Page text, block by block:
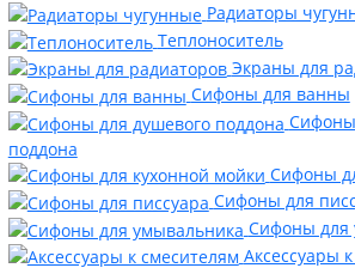
Радиаторы
Теплоноситель
Экраны для
Сифоны для ванны
Сифоны
поддона
Сифоны
Сифоны для
Сифоны для
Аксессуары